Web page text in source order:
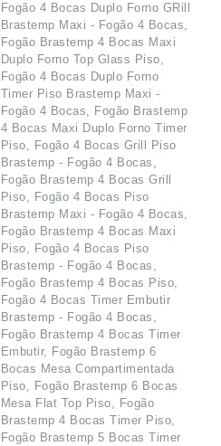
Fogão 4 Bocas Duplo Forno GRill
Brastemp Maxi - Fogão 4 Bocas,
Fogão Brastemp 4 Bocas Maxi
Duplo Forno Top Glass Piso,
Fogão 4 Bocas Duplo Forno
Timer Piso Brastemp Maxi -
Fogão 4 Bocas, Fogão Brastemp
4 Bocas Maxi Duplo Forno Timer
Piso, Fogão 4 Bocas Grill Piso
Brastemp - Fogão 4 Bocas,
Fogão Brastemp 4 Bocas Grill
Piso, Fogão 4 Bocas Piso
Brastemp Maxi - Fogão 4 Bocas,
Fogão Brastemp 4 Bocas Maxi
Piso, Fogão 4 Bocas Piso
Brastemp - Fogão 4 Bocas,
Fogão Brastemp 4 Bocas Piso,
Fogão 4 Bocas Timer Embutir
Brastemp - Fogão 4 Bocas,
Fogão Brastemp 4 Bocas Timer
Embutir, Fogão Brastemp 6
Bocas Mesa Compartimentada
Piso, Fogão Brastemp 6 Bocas
Mesa Flat Top Piso, Fogão
Brastemp 4 Bocas Timer Piso,
Fogão Brastemp 5 Bocas Timer